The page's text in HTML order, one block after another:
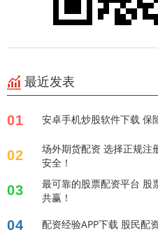
最近发表
01 安卓手机炒股软件下载 保
02
场外期货配资 选择正规注
安全！
03
最可靠的股票配资平台 股
共赢！
04 配资经验APP下载 股民配